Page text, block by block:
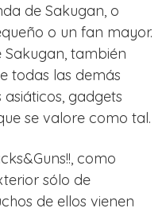
de Sakugan, o
o un fan mayor.
también
todas las demás
gadgets
se valore como tal.
como
sólo de
de ellos vienen